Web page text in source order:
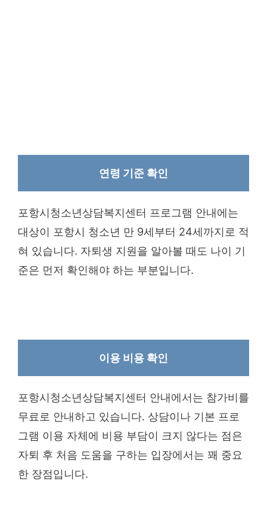
연령 기준 확인
포항시청소년상담복지센터 프로그램 안내에는
대상이 포항시 청소년 만 9세부터 24세까지로 적
혀 있습니다. 자퇴생 지원을 알아볼 때도 나이 기
준은 먼저 확인해야 하는 부분입니다.
이용 비용 확인
포항시청소년상담복지센터 안내에서는 참가비를
무료로 안내하고 있습니다. 상담이나 기본 프로
그램 이용 자체에 비용 부담이 크지 않다는 점은
자퇴 후 처음 도움을 구하는 입장에서는 꽤 중요
한 장점입니다.